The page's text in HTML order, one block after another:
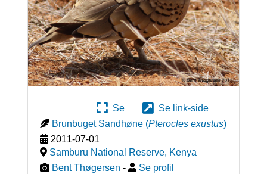
Se
Se link-side
Brunbuget Sandhøne (Pterocles exustus)
2011-07-01
Samburu National Reserve, Kenya
Bent Thøgersen - Se profil